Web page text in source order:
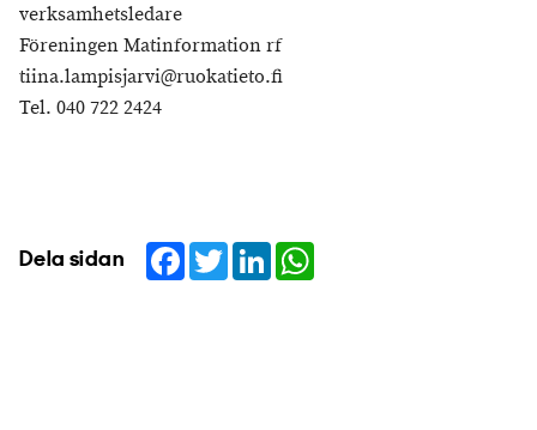
verksamhetsledare
Föreningen Matinformation rf
tiina.lampisjarvi@ruokatieto.fi
Tel. 040 722 2424
Dela sidan Facebook
TwitterLinkedIn